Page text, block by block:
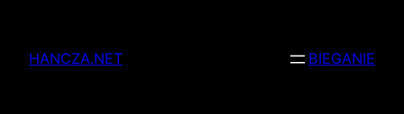
treściHANCZA.NET BIEGANIE